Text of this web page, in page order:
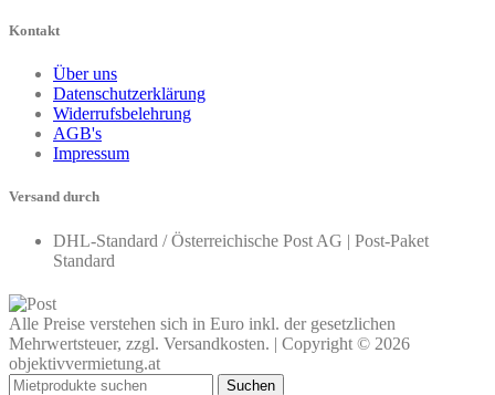
Kontakt
Über uns
Datenschutzerklärung
Widerrufsbelehrung
AGB's
Impressum
Versand durch
DHL-Standard / Österreichische Post AG | Post-Paket
Standard
Alle Preise verstehen sich in Euro inkl. der gesetzlichen
Mehrwertsteuer, zzgl. Versandkosten. | Copyright © 2026
objektivvermietung.at
Suchen